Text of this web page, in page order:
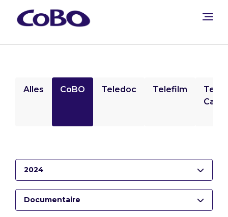
Alles CoBO Teledoc Telefilm
2024
Documentaire